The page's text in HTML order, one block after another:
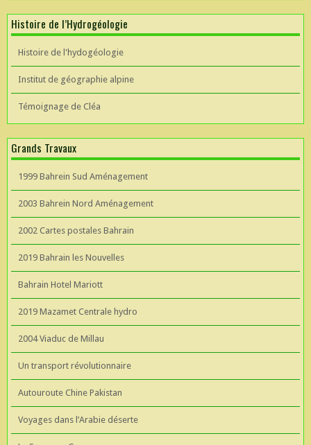
Histoire de l’Hydrogéologie
Histoire de l'hydogéologie
Institut de géographie alpine
Témoignage de Cléa
Grands Travaux
1999 Bahrein Sud Aménagement
2003 Bahrein Nord Aménagement
2002 Cartes postales Bahrain
2019 Bahrain les Nouvelles
Bahrain Hotel Mariott
2019 Mazamet Centrale hydro
2004 Viaduc de Millau
Un transport révolutionnaire
Autouroute Chine Pakistan
Voyages dans l’Arabie déserte